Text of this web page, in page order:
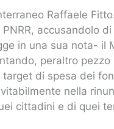
Raffaele
accusandolo
in una sua nota- il
peraltro pezzo
di spesa dei
nella
cittadini e di quei